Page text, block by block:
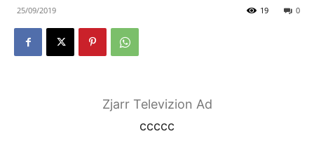
25/09/2019 0
19
Zjarr Televizion Ad
ccccc